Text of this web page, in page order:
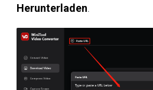
Herunterladen.